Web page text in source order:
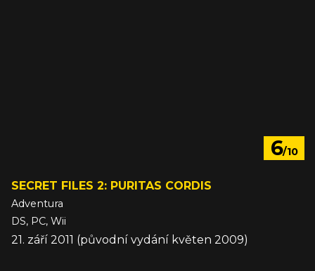
6/10
SECRET FILES 2: PURITAS CORDIS
Adventura
DS, PC, Wii
21. září 2011 (původní vydání květen 2009)